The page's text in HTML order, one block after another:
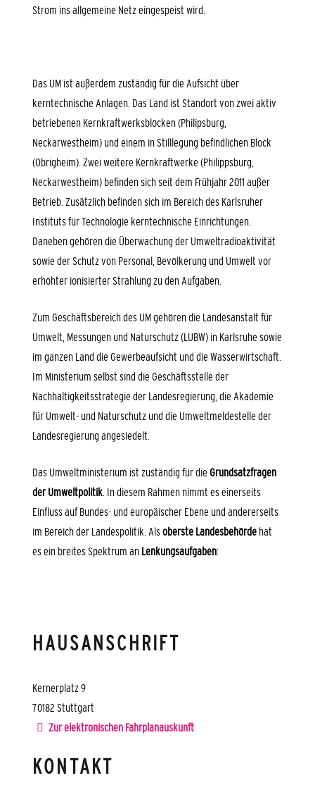
Strom ins allgemeine Netz eingespeist wird.
Das UM ist außerdem zuständig für die Aufsicht über
kerntechnische Anlagen . Das Land ist Standort von zwei aktiv
betriebenen Kernkraftwerksblöcken (Philipsburg,
Neckarwestheim) und einem in Stilllegung befindlichen Block
(Obrigheim). Zwei weitere Kernkraftwerke (Philippsburg,
Neckarwestheim) befinden sich seit dem Frühjahr 2011 außer
Betrieb. Zusätzlich befinden sich im Bereich des Karlsruher
Instituts für Technologie kerntechnische Einrichtungen.
Daneben gehören die Überwachung der Umweltradioaktivität
sowie der Schutz von Personal, Bevölkerung und Umwelt vor
erhöhter ionisierter Strahlung zu den Aufgaben.
Zum Geschäftsbereichdes UM gehören die Landesanstalt für
Umwelt, Messungen und Naturschutz (LUBW) in Karlsruhe sowie
im ganzen Land die Gewerbeaufsicht und die Wasserwirtschaft.
Im Ministerium selbst sind die Geschäftsstelle der
Nachhaltigkeitsstrategie der Landesregierung, die Akademie
für Umwelt- und Naturschutz und die Umweltmeldestelle der
Landesregierung angesiedelt.
Das Umweltministerium ist zuständig für die Grundsatzfragen
der Umweltpolitik . In diesem Rahmen nimmt es einerseits
Einfluss auf Bundes- und europäischer Ebene und andererseits
im Bereich der Landespolitik. Alsoberste Landesbehörde hat
es ein breites Spektrum an Lenkungsaufgaben:
HAUSANSCHRIFT
Kernerplatz 9
70182 Stuttgart
Zur elektronischen Fahrplanauskunft
KONTAKT